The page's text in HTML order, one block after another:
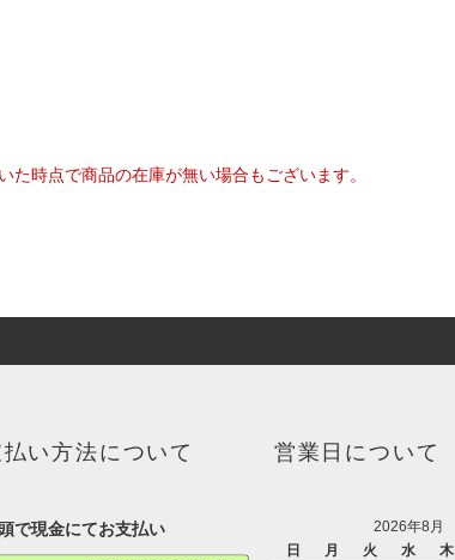
時点で商品の在庫が無い場合もございます。
い方法について
で現金にてお支払い
営業日について
2026年8月
日
月 火 水 木